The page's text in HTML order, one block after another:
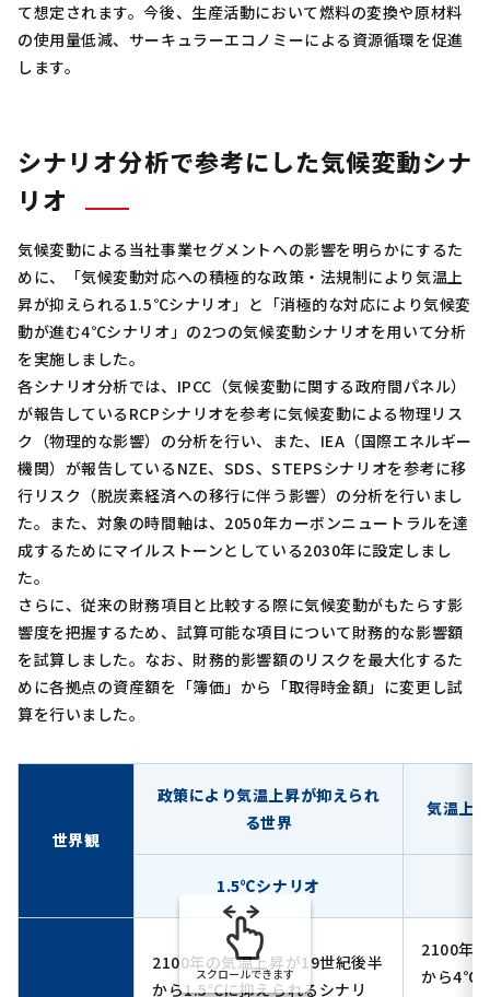
て想定されます。今後、生産活動において燃料の変換や原材料
の使用量低減、サーキュラーエコノミーによる資源循環を促進
します。
シナリオ分析で参考にした気候変動シナ
リオ
気候変動による当社事業セグメントへの影響を明らかにするた
めに、「気候変動対応への積極的な政策・法規制により気温上
昇が抑えられる1.5℃シナリオ」と「消極的な対応により気候変
動が進む4℃シナリオ」の2つの気候変動シナリオを用いて分析
を実施しました。
各シナリオ分析では、IPCC（気候変動に関する政府間パネル）
が報告しているRCPシナリオを参考に気候変動による物理リス
ク（物理的な影響）の分析を行い、また、IEA（国際エネルギー
機関）が報告しているNZE、SDS、STEPSシナリオを参考に移
行リスク（脱炭素経済への移行に伴う影響）の分析を行いまし
た。また、対象の時間軸は、2050年カーボンニュートラルを達
成するためにマイルストーンとしている2030年に設定しまし
た。
さらに、従来の財務項目と比較する際に気候変動がもたらす影
響度を把握するため、試算可能な項目について財務的な影響額
を試算しました。なお、財務的影響額のリスクを最大化するた
めに各拠点の資産額を「簿価」から「取得時金額」に変更し試
算を行いました。
世界観
政策により気温上昇が抑えられ
る世界
気温上
1.5℃シナリオ
2100年の気温上昇が19世紀後半
から1.5℃に抑えられるシナリ
2100年
から4℃
スクロールできます